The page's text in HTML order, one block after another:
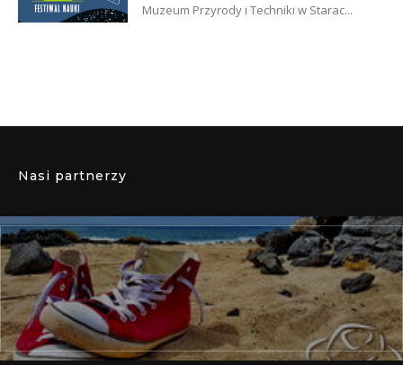
Muzeum Przyrody i Techniki w Starac...
Nasi partnerzy